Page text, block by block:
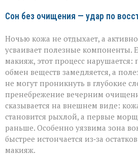
Сон без очищения — удар по
Ночью кожа не отдыхает, а активно
усваивает полезные компоненты.
макияж, этот процесс
обмен веществ замедляется, а
не могут проникнуть в глубокие
пренебрежение вечерним
сказывается на внешнем виде:
становится рыхлой, а первые
раньше. Особенно уязвима зона
быстрее истончается из‑за
макияж.